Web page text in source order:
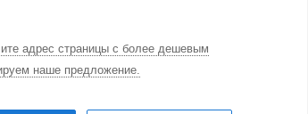
адрес страницы с более дешевым
наше предложение.